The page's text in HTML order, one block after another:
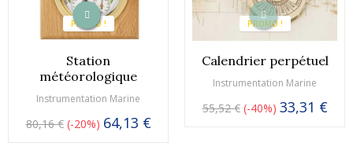
PROMO !
Station
météorologique
Instrumentation Marine
80,16 € -20% 64,13 €
PROMO !
Calendrier perpétuel
Instrumentation Marine
55,52 € -40% 33,31 €